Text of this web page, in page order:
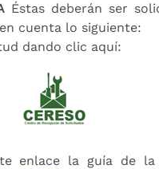
Éstas deberán ser
cuenta lo siguiente:
dando clic aquí:
enlace la guía de